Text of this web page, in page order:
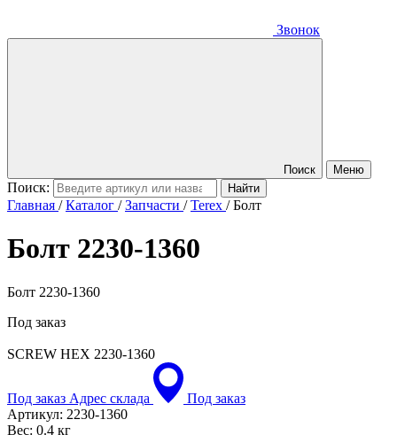
Звонок
Поиск Меню
Поиск:
Главная /Каталог /Запчасти /Terex /Болт
Болт 2230-1360
Болт 2230-1360
Под заказ
SCREW HEX 2230-1360
Под заказ Адрес склада
Под заказ
Артикул: 2230-1360
Вес: 0.4 кг